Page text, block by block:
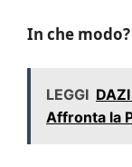
In che modo?
LEGGI
Affronta la